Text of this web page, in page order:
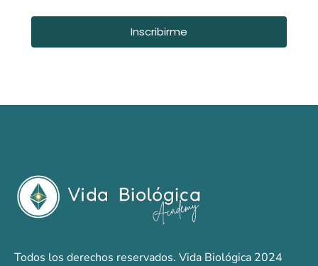
Inscribirme
Todos los derechos reservados. Vida Biológica 2024